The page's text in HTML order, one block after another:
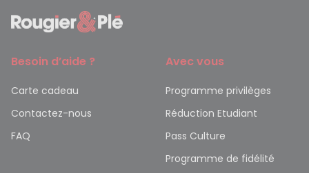
Besoin d’aide ?
Carte cadeau
Contactez-nous
FAQ
Avec vous
Programme privilèges
Réduction Etudiant
Pass Culture
Programme de fidélité